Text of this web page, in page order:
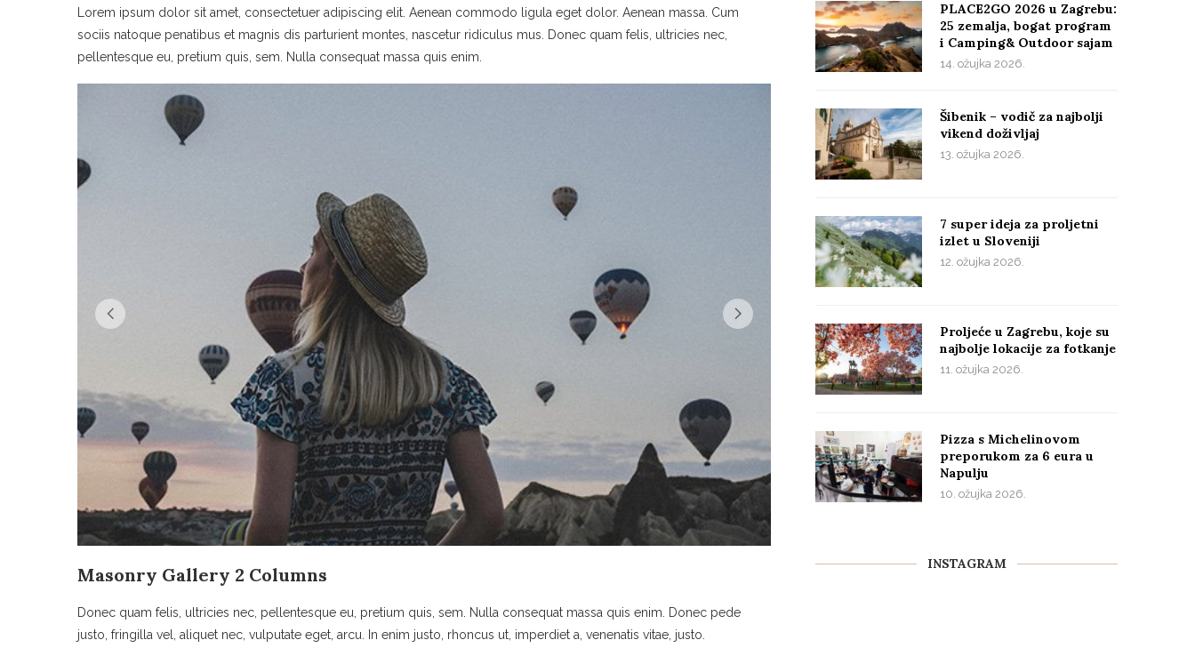
Lorem ipsum dolor sit amet, consectetuer adipiscing elit. Aenean commodo ligula eget dolor. Aenean massa. Cum
sociis natoque penatibus et magnis dis parturient montes, nascetur ridiculus mus. Donec quam felis, ultricies nec,
pellentesque eu, pretium quis, sem. Nulla consequat massa quis enim.
Masonry Gallery 2 Columns
Donec quam felis, ultricies nec, pellentesque eu, pretium quis, sem. Nulla consequat massa quis enim. Donec pede
justo, fringilla vel, aliquet nec, vulputate eget, arcu. In enim justo, rhoncus ut, imperdiet a, venenatis vitae, justo.
PLACE2GO 2026 u Zagrebu:
25 zemalja, bogat program
i Camping& Outdoor sajam
14. ožujka 2026.
Šibenik – vodič za najbolji
vikend doživljaj
13. ožujka 2026.
7 super ideja za proljetni
izlet u Sloveniji
12. ožujka 2026.
Proljeće u Zagrebu, koje su
najbolje lokacije za fotkanje
11. ožujka 2026.
Pizza s Michelinovom
preporukom za 6 eura u
Napulju
10. ožujka 2026.
INSTAGRAM